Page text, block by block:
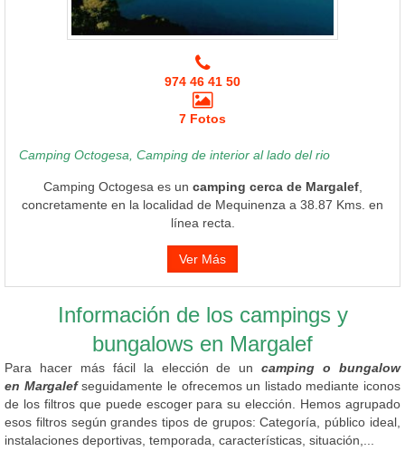
974 46 41 50
7 Fotos
Camping Octogesa, Camping de interior al lado del rio
Camping Octogesa es un camping cerca de Margalef,
concretamente en la localidad de Mequinenza a 38.87 Kms. en
línea recta.
Ver Más
Información de los campings y
bungalows en Margalef
Para hacer más fácil la elección de uncamping o bungalow
en Margalefseguidamente le ofrecemos un listado mediante iconos
de los filtros que puede escoger para su elección. Hemos agrupado
esos filtros según grandes tipos de grupos: Categoría, público ideal,
instalaciones deportivas, temporada, características, situación,...